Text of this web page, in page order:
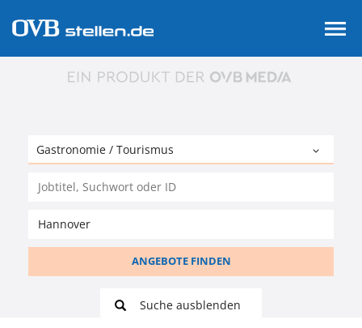
ANGEBOTE FINDEN
Suche ausblenden